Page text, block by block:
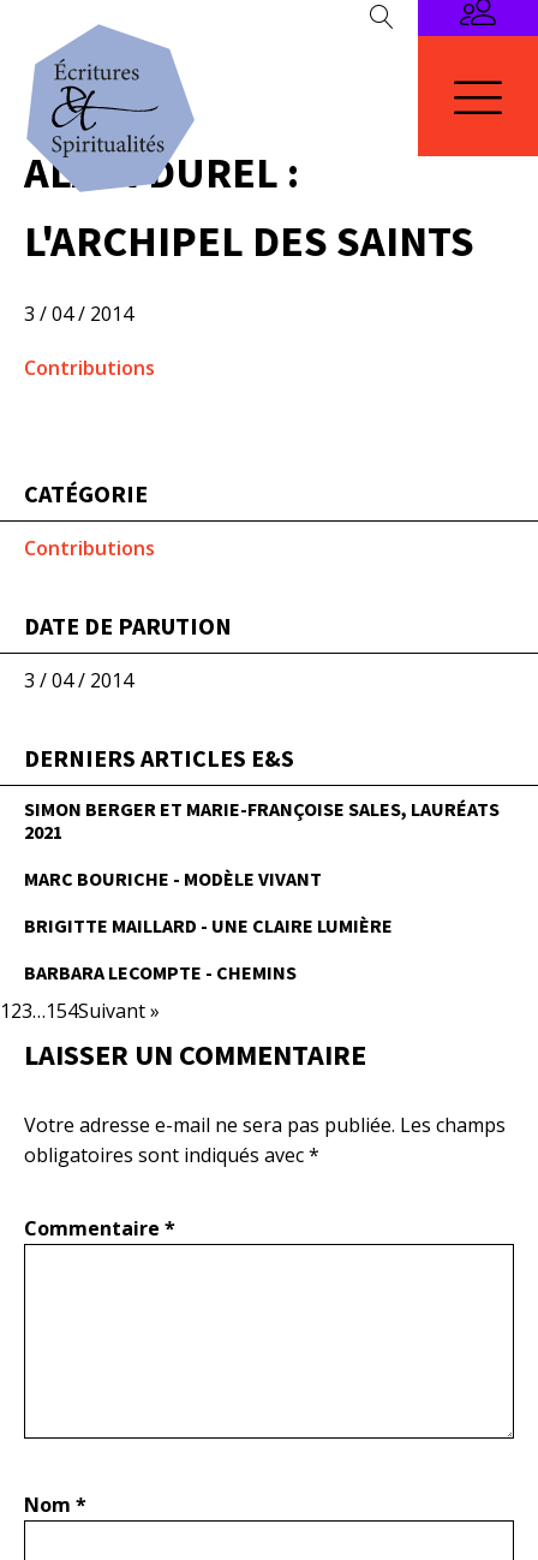
ALAIN DUREL :
L'ARCHIPEL DES SAINTS
3 / 04 / 2014
Contributions
CATÉGORIE
Contributions
DATE DE PARUTION
3 / 04 / 2014
DERNIERS ARTICLES E&S
SIMON BERGER ET MARIE-FRANÇOISE SALES, LAURÉATS
2021
MARC BOURICHE - MODÈLE VIVANT
BRIGITTE MAILLARD - UNE CLAIRE LUMIÈRE
BARBARA LECOMPTE - CHEMINS
123…154Suivant »
LAISSER UN COMMENTAIRE
Votre adresse e-mail ne sera pas publiée. Les champs
obligatoires sont indiqués avec*
Commentaire *
Nom *